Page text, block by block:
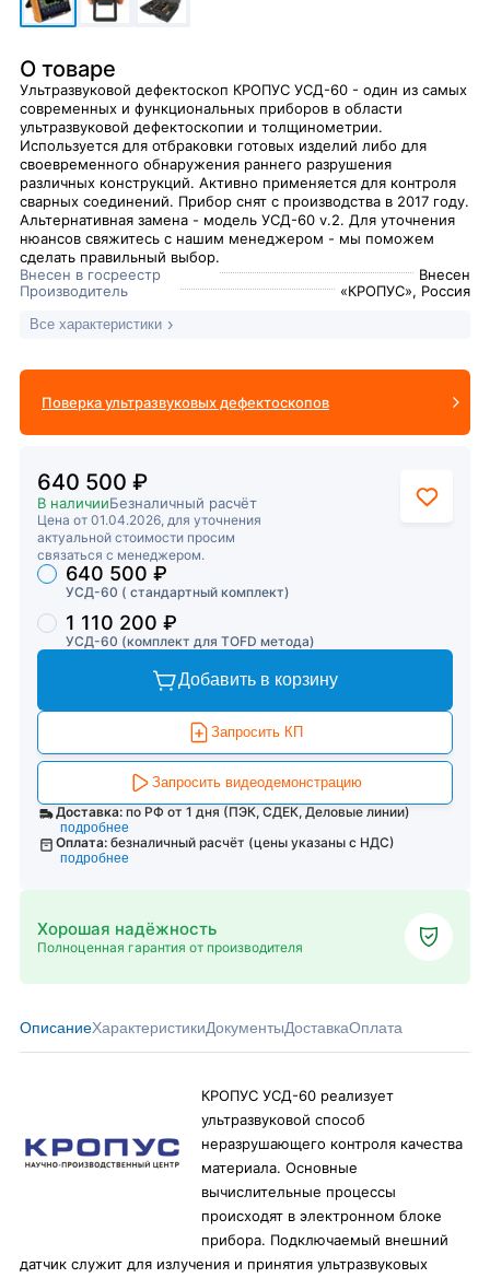
О товаре
Ультразвуковой дефектоскоп КРОПУС УСД-60 - один из самых
современных и функциональных приборов в области
ультразвуковой дефектоскопии и толщинометрии.
Используется для отбраковки готовых изделий либо для
своевременного обнаружения раннего разрушения
различных конструкций. Активно применяется для контроля
сварных соединений. Прибор снят с производства в 2017 году.
Альтернативная замена - модель УСД-60 v.2. Для уточнения
нюансов свяжитесь с нашим менеджером - мы поможем
сделать правильный выбор.
Внесен в госреестр
Внесен
Производитель
«КРОПУС», Россия
Все характеристики
Поверка ультразвуковых дефектоскопов
640 500 ₽
В наличииБезналичный расчёт
Цена от 01.04.2026, для уточнения
актуальной стоимости просим
связаться с менеджером.
Торговые предложения
УСД-60 ( стандартный комплект)
640 500 ₽
УСД-60 (комплект для TOFD метода)
1 110 200 ₽
Добавить в корзину
Запросить КП
Запросить видеодемонстрацию
Доставка: по РФ от 1 дня (ПЭК, СДЕК, Деловые линии)
подробнее
Оплата: безналичный расчёт (цены указаны с НДС)
подробнее
Хорошая надёжность
Полноценная гарантия от производителя
ОписаниеХарактеристикиДокументыДоставкаОплата
КРОПУС УСД-60 реализует
ультразвуковой способ
неразрушающего контроля качества
материала. Основные
вычислительные процессы
происходят в электронном блоке
прибора. Подключаемый внешний
датчик служит для излучения и принятия ультразвуковых